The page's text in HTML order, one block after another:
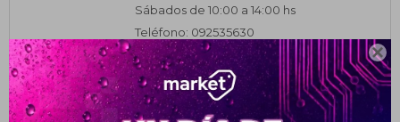

Sábados de 10:00 a 14:00 hs
Teléfono: 092535630
¡Sumate a la forma más ágil de
comprar!